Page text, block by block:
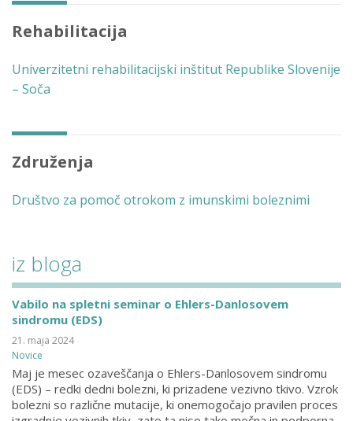
Rehabilitacija
Univerzitetni rehabilitacijski inštitut Republike Slovenije
– Soča
Združenja
Društvo za pomoč otrokom z imunskimi boleznimi
iz bloga
Vabilo na spletni seminar o Ehlers-Danlosovem
sindromu (EDS)
21. maja 2024
Novice
Maj je mesec ozaveščanja o Ehlers-Danlosovem sindromu
(EDS) – redki dedni bolezni, ki prizadene vezivno tkivo. Vzrok
bolezni so različne mutacije, ki onemogočajo pravilen proces